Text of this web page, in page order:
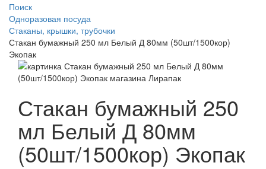
Поиск
Одноразовая посуда
Стаканы, крышки, трубочки
Стакан бумажный 250 мл Белый Д 80мм (50шт/1500кор)
Экопак
Стакан бумажный 250
мл Белый Д 80мм
(50шт/1500кор) Экопак